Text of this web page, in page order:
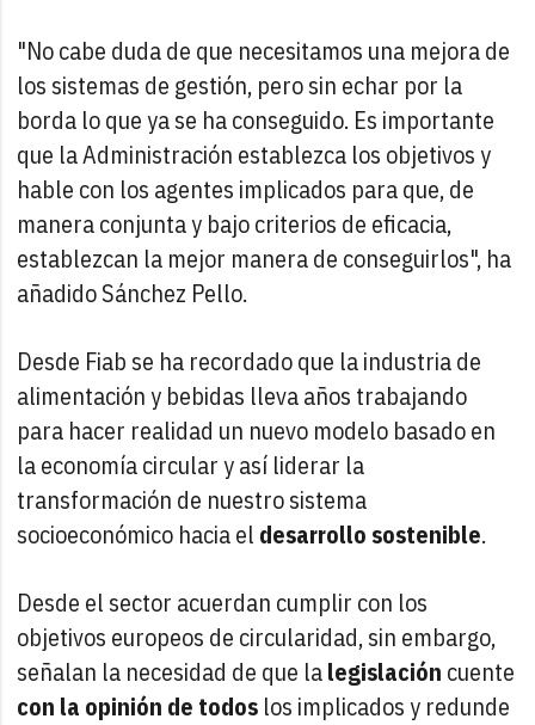
"No cabe duda de que necesitamos una mejora de
los sistemas de gestión, pero sin echar por la
borda lo que ya se ha conseguido. Es importante
que la Administración establezca los objetivos y
hable con los agentes implicados para que, de
manera conjunta y bajo criterios de eficacia,
establezcan la mejor manera de conseguirlos", ha
añadido Sánchez Pello.
Desde Fiab se ha recordado que la industria de
alimentación y bebidas lleva años trabajando
para hacer realidad un nuevo modelo basado en
la economía circular y así liderar la
transformación de nuestro sistema
socioeconómico hacia el desarrollo sostenible.
Desde el sector acuerdan cumplir con los
objetivos europeos de circularidad, sin embargo,
señalan la necesidad de que lalegislación cuente
con la opinión de todos los implicados y redunde